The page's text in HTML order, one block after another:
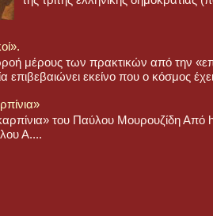
μέρους των πρακτικών από την
επιβεβαιώνει εκείνο που ο κόσμος
του Παύλου Μουρουζίδη
Α....